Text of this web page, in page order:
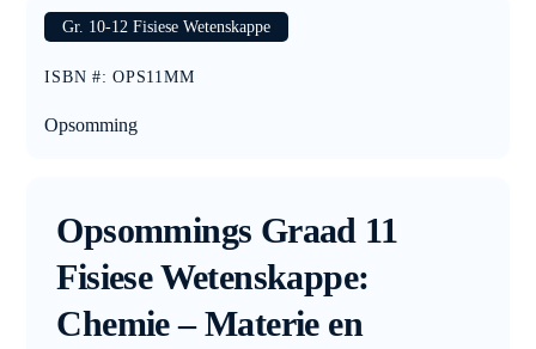
Gr. 10-12 Fisiese Wetenskappe
ISBN #:OPS11MM
Opsomming
Opsommings Graad 11
Fisiese Wetenskappe:
Chemie – Materie en